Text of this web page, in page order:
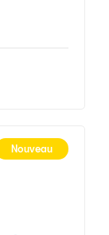
Nouveau